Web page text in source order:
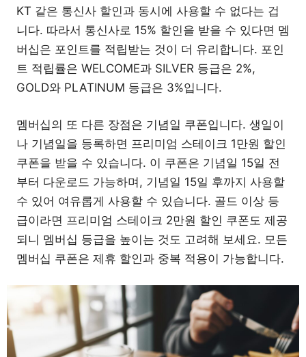
KT 같은 통신사 할인과 동시에 사용할 수 없다는 겁
니다. 따라서 통신사로 15% 할인을 받을 수 있다면 멤
버십은 포인트를 적립받는 것이 더 유리합니다. 포인
트 적립률은 WELCOME과 SILVER 등급은 2%,
GOLD와 PLATINUM 등급은 3%입니다.
멤버십의 또 다른 장점은 기념일 쿠폰입니다. 생일이
나 기념일을 등록하면 프리미엄 스테이크 1만원 할인
쿠폰을 받을 수 있습니다. 이 쿠폰은 기념일 15일 전
부터 다운로드 가능하며, 기념일 15일 후까지 사용할
수 있어 여유롭게 사용할 수 있습니다. 골드 이상 등
급이라면 프리미엄 스테이크 2만원 할인 쿠폰도 제공
되니 멤버십 등급을 높이는 것도 고려해 보세요. 모든
멤버십 쿠폰은 제휴 할인과 중복 적용이 가능합니다.